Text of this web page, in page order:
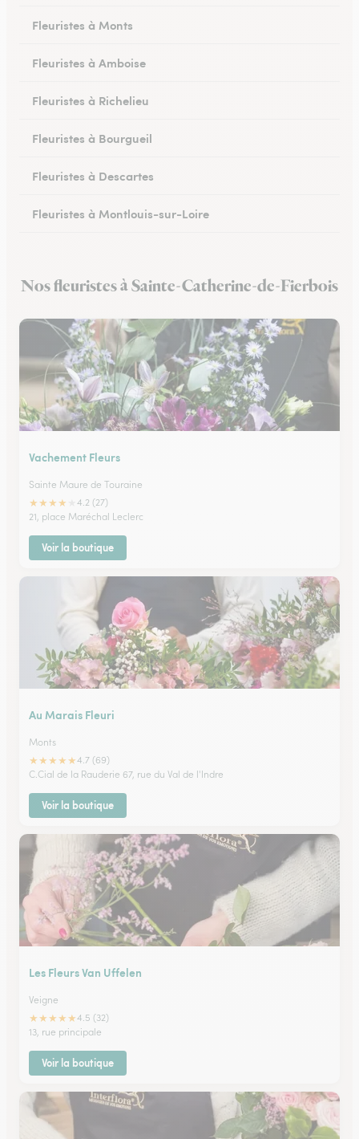
Fleuristes à Monts
Fleuristes à Amboise
Fleuristes à Richelieu
Fleuristes à Bourgueil
Fleuristes à Descartes
Fleuristes à Montlouis-sur-Loire
Fleuristes à Chambray-lès-Tours
Nos fleuristes à Sainte-Catherine-de-Fierbois
Vachement Fleurs
Sainte Maure de Touraine
★★★★
4.2 (27)
21, place Maréchal Leclerc
Voir la boutique
Au Marais Fleuri
Monts
★★★★★4.7 (69)
C.Cial de la Rauderie 67, rue du Val de l'Indre
Voir la boutique
Les Fleurs Van Uffelen
Veigne
★★★★★4.5 (32)
13, rue principale
Voir la boutique